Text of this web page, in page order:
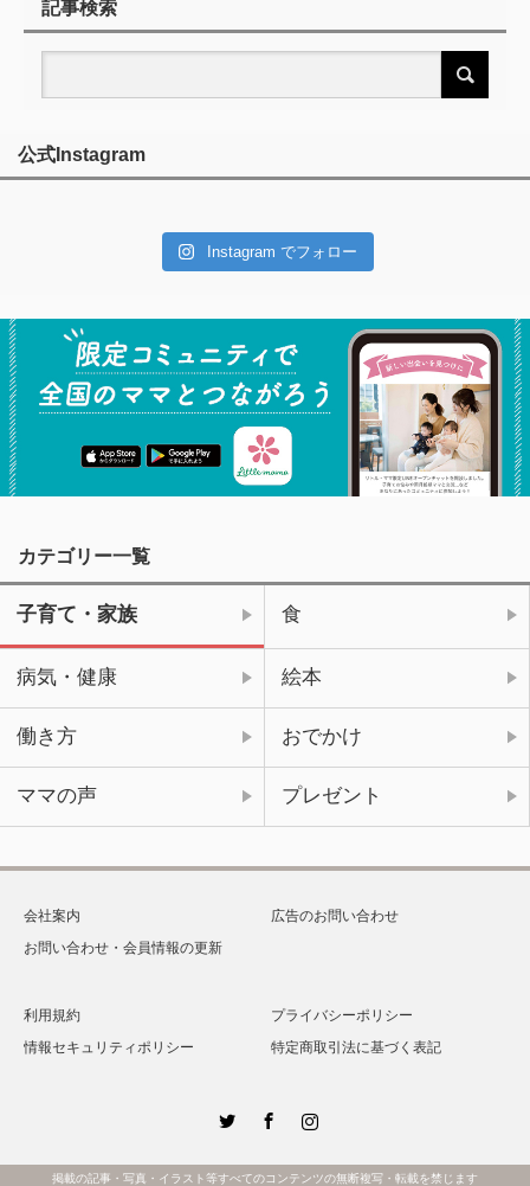
記事検索
公式Instagram
Instagram でフォロー
カテゴリー一覧
子育て・家族 食
病気・健康 絵本
働き方 おでかけ
ママの声 プレゼント
会社案内
広告のお問い合わせ
お問い合わせ・会員情報の更新
利用規約
プライバシーポリシー
情報セキュリティポリシー
特定商取引法に基づく表記
Instagram
掲載の記事・写真・イラスト等すべてのコンテンツの無断複写・転載を禁じます